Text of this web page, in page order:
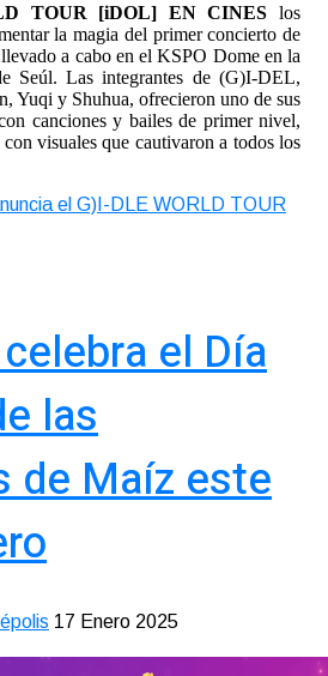
TOUR [iDOL] EN CINES los
la magia del primer concierto de
a cabo en el KSPO Dome en la
Seúl. Las integrantes de (G)I-DEL,
Yuqi y Shuhua, ofrecieron uno de sus
canciones y bailes de primer nivel,
con visuales que cautivaron a todos los
el G)I-DLE WORLD TOUR
el Día
las
de Maíz este
17 Enero 2025